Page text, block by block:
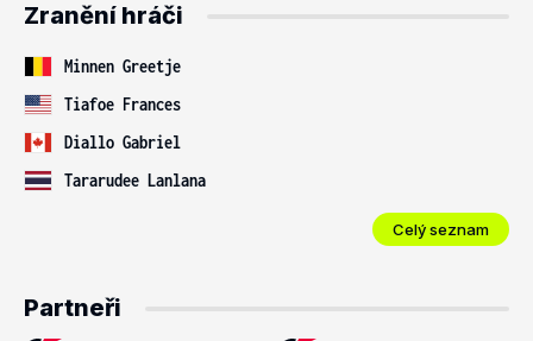
Zranění hráči
Minnen Greetje
Tiafoe Frances
Diallo Gabriel
Tararudee Lanlana
Celý seznam
Partneři